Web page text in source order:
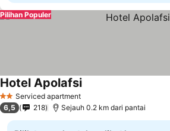
Pilihan Populer
2 BintangServiced apartment
Hotel Apolafsi
6,5 218 Sejauh 0.2 km dari pantai